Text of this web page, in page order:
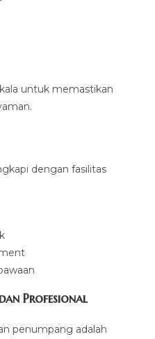
untuk memastikan
dengan fasilitas
Profesional
penumpang adalah